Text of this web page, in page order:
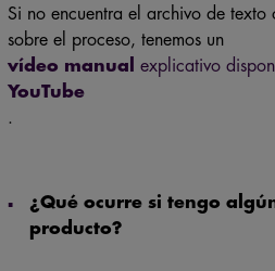
Si no encuentra el archivo de texto
sobre el proceso, tenemos un
vídeo manual
explicativo
YouTube
.
¿Qué ocurre si tengo
producto?